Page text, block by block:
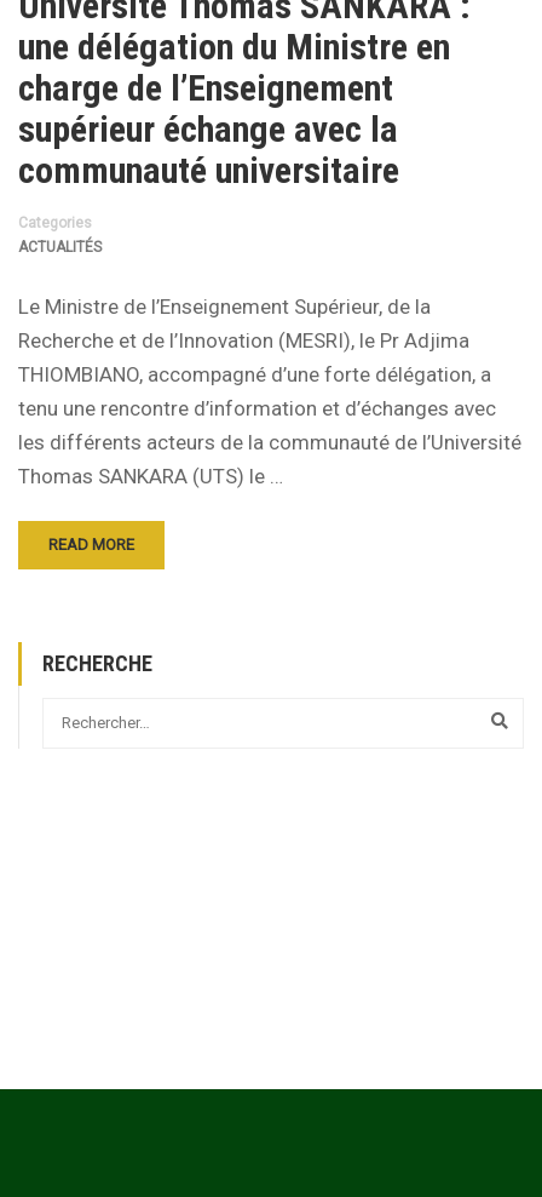
une délégation du Ministre en
charge de l’Enseignement
supérieur échange avec la
communauté universitaire
Categories
ACTUALITÉS
Le Ministre de l’Enseignement Supérieur, de la
Recherche et de l’Innovation (MESRI), le Pr Adjima
THIOMBIANO, accompagné d’une forte délégation, a
tenu une rencontre d’information et d’échanges avec
les différents acteurs de la communauté de l’Université
Thomas SANKARA (UTS) le …
READ MORE
RECHERCHE